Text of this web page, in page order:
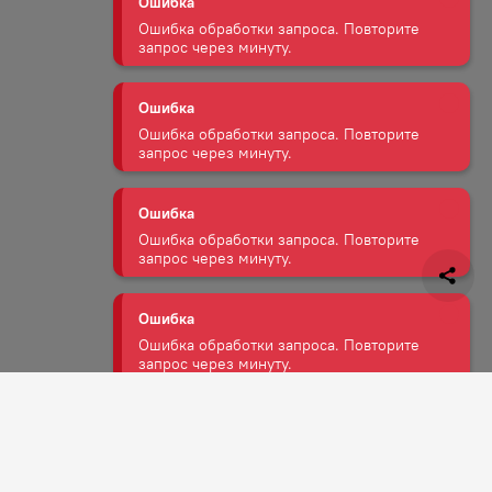
Ошибка
Ошибка обработки запроса. Повторите
запрос через минуту.
Ошибка
Ошибка обработки запроса. Повторите
запрос через минуту.
Ошибка
Ошибка обработки запроса. Повторите
запрос через минуту.
Ошибка